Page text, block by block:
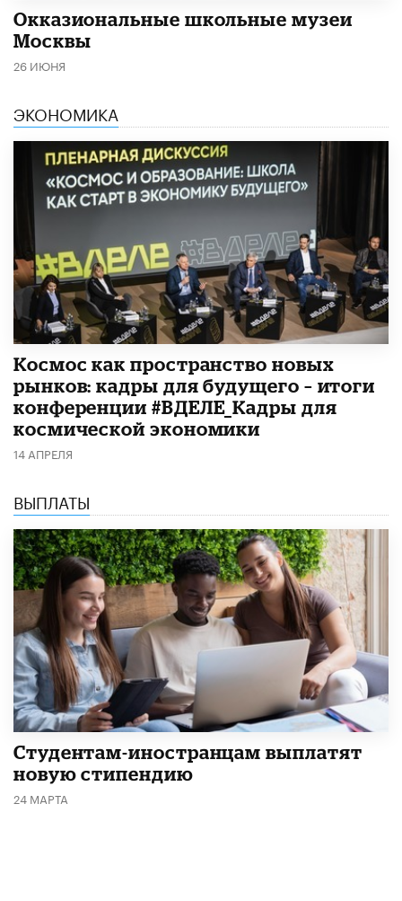
​Окказиональные школьные музеи
Москвы
26 ИЮНЯ
ЭКОНОМИКА
Космос как пространство новых
рынков: кадры для будущего – итоги
конференции #ВДЕЛЕ_Кадры для
космической экономики
14 АПРЕЛЯ
ВЫПЛАТЫ
Студентам-иностранцам выплатят
новую стипендию
24 МАРТА